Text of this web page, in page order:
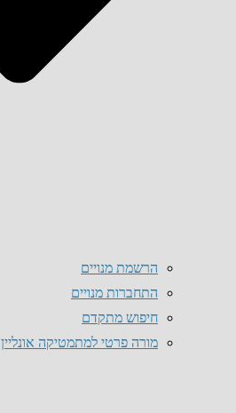
הרשמת מנויים
התחברות מנויים
חיפוש מתקדם
מורה פרטי למתמטיקה אונליין